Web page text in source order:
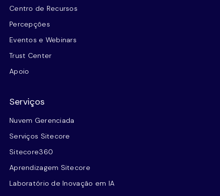
Centro de Recursos
Percepções
Eventos e Webinars
Trust Center
Apoio
Serviços
Nuvem Gerenciada
Serviços Sitecore
Sitecore360
Aprendizagem Sitecore
Laboratório de Inovação em IA